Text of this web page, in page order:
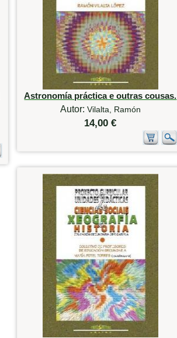
Astronomía práctica e outras cousas.
Autor: Vilalta, Ramón
14,00 €